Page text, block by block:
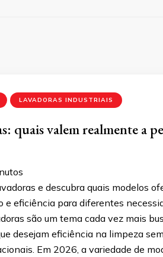
LAVADORAS INDUSTRIAIS
quais valem realmente a
e descubra quais modelos
e eficiência para diferentes
são um tema cada vez mais
desejam eficiência na limpeza
Em 2026, a variedade de